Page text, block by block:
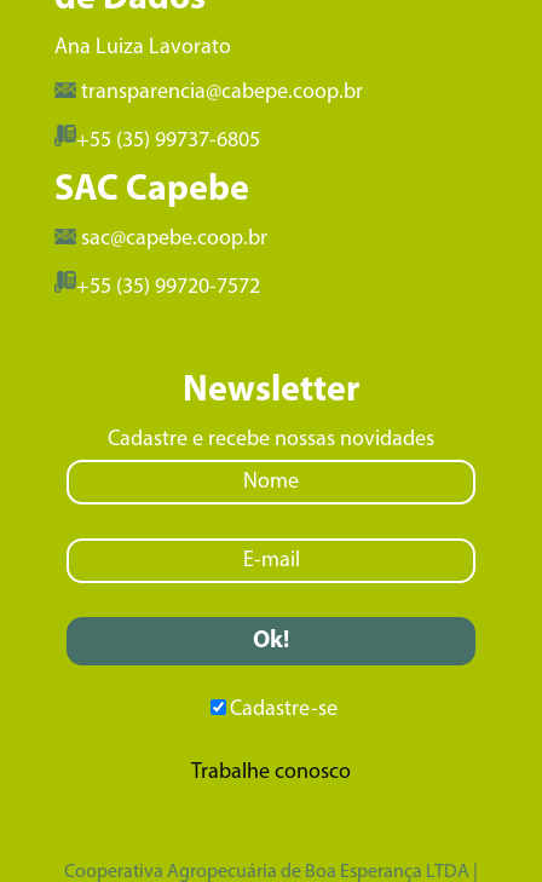
Ana Luiza Lavorato
transparencia@cabepe.coop.br
+55 (35) 99737-6805
SAC Capebe
sac@capebe.coop.br
+55 (35) 99720-7572
Newsletter
Cadastre e recebe nossas novidades
Cadastre-se
Trabalhe conosco
Cooperativa Agropecuária de Boa Esperança LTDA |